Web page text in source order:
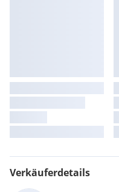
Verkäuferdetails